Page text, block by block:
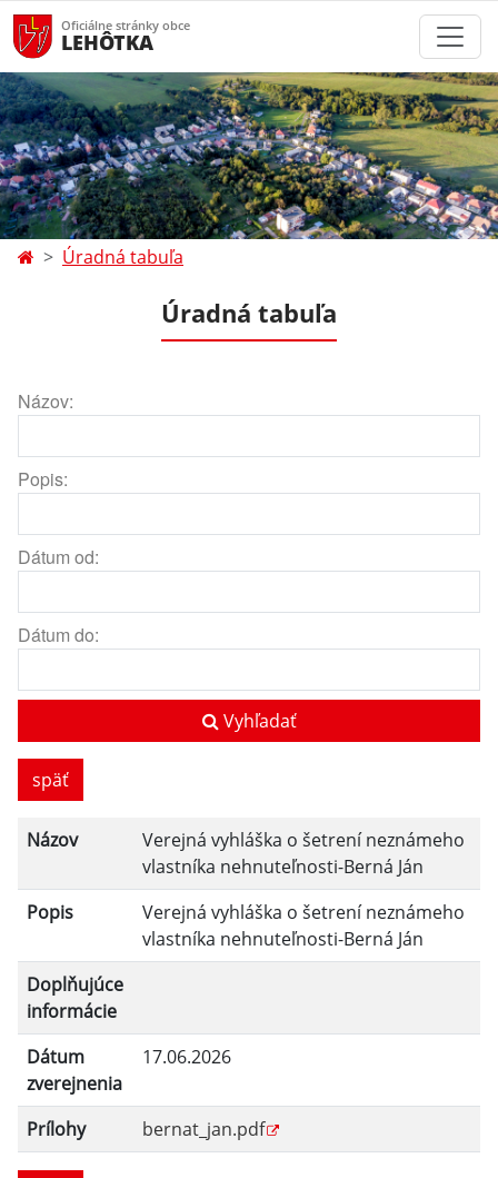
Oficiálne stránky obce
LEHÔTKA
Úradná tabuľa
Úradná tabuľa
Názov:
Popis:
Dátum od:
Dátum do:
Vyhľadať
späť
Názov
Verejná vyhláška o šetrení neznámeho
vlastníka nehnuteľnosti-Berná Ján
Popis
Verejná vyhláška o šetrení neznámeho
vlastníka nehnuteľnosti-Berná Ján
Doplňujúce
informácie
Dátum
zverejnenia
17.06.2026
Prílohy bernat_jan.pdf